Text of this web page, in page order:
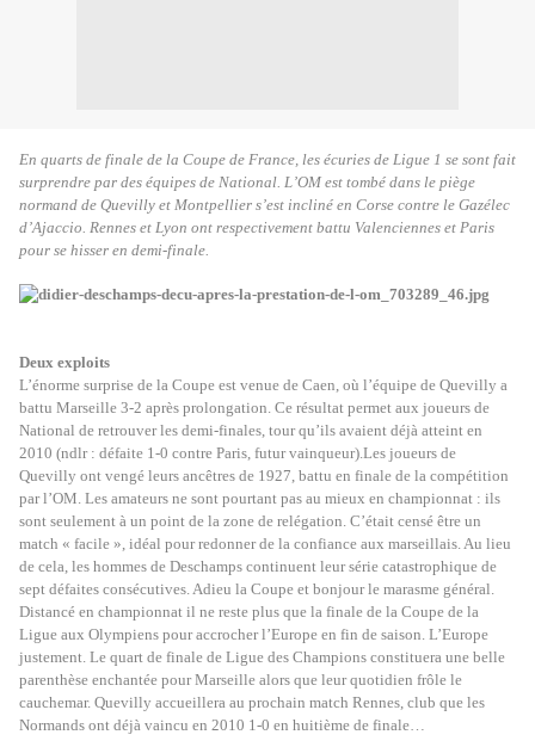
En quarts de finale de la Coupe de France, les écuries de Ligue 1 se sont fait
surprendre par des équipes de National. L’OM est tombé dans le piège
normand de Quevilly et Montpellier s’est incliné en Corse contre le Gazélec
d’Ajaccio. Rennes et Lyon ont respectivement battu Valenciennes et Paris
pour se hisser en demi-finale.
Deux exploits
L’énorme surprise de la Coupe est venue de Caen, où l’équipe de Quevilly a
battu Marseille 3-2 après prolongation. Ce résultat permet aux joueurs de
National de retrouver les demi-finales, tour qu’ils avaient déjà atteint en
2010 (ndlr : défaite 1-0 contre Paris, futur vainqueur).Les joueurs de
Quevilly ont vengé leurs ancêtres de 1927, battu en finale de la compétition
par l’OM. Les amateurs ne sont pourtant pas au mieux en championnat : ils
sont seulement à un point de la zone de relégation. C’était censé être un
match « facile », idéal pour redonner de la confiance aux marseillais. Au lieu
de cela, les hommes de Deschamps continuent leur série catastrophique de
sept défaites consécutives. Adieu la Coupe et bonjour le marasme général.
Distancé en championnat il ne reste plus que la finale de la Coupe de la
Ligue aux Olympiens pour accrocher l’Europe en fin de saison. L’Europe
justement. Le quart de finale de Ligue des Champions constituera une belle
parenthèse enchantée pour Marseille alors que leur quotidien frôle le
cauchemar. Quevilly accueillera au prochain match Rennes, club que les
Normands ont déjà vaincu en 2010 1-0 en huitième de finale…